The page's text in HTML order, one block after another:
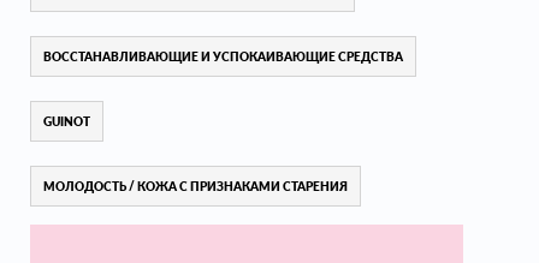
ВОССТАНАВЛИВАЮЩИЕ И УСПОКАИВАЮЩИЕ СРЕДСТВА
GUINOT
МОЛОДОСТЬ / КОЖА С ПРИЗНАКАМИ СТАРЕНИЯ